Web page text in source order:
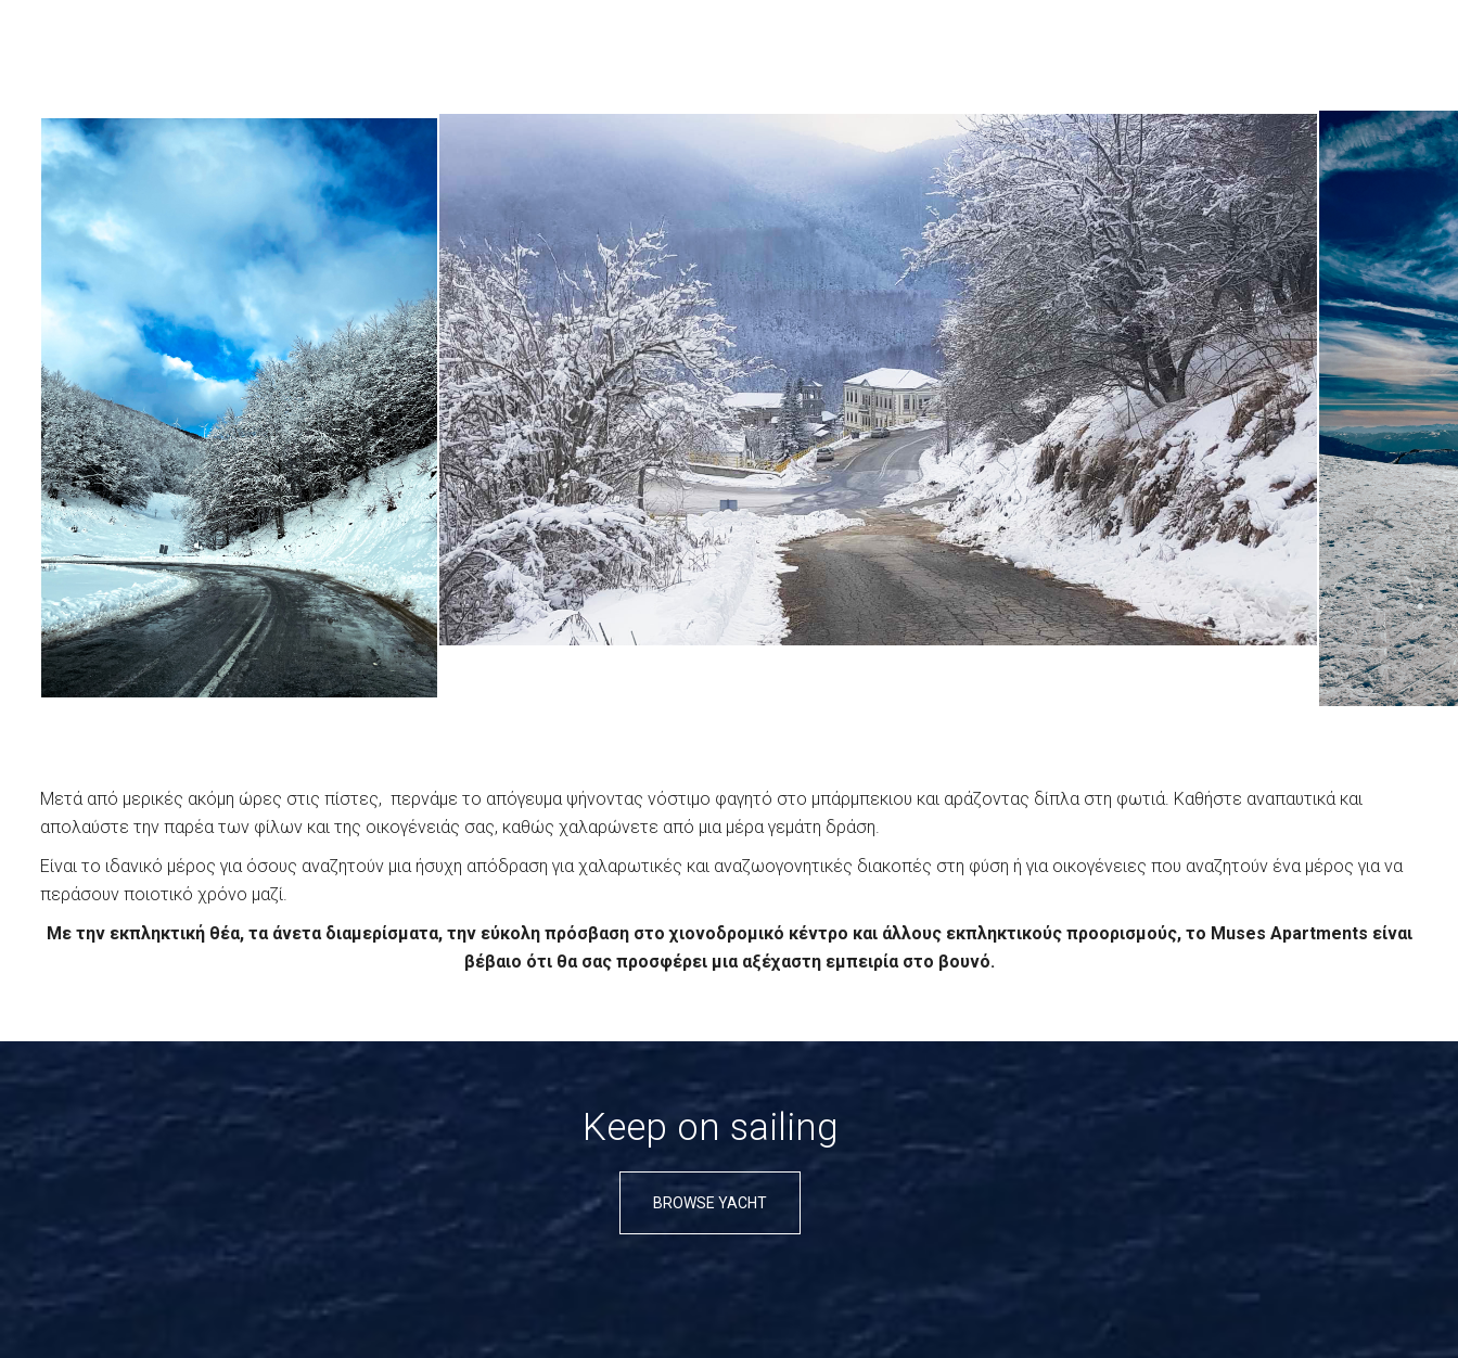
Μετά από μερικές ακόμη ώρες στις πίστες, περνάμε το απόγευμα ψήνοντας νόστιμο φαγητό στο μπάρμπεκιου και αράζοντας δίπλα στη φωτιά. Καθήστε αναπαυτικά και
απολαύστε την παρέα των φίλων και της οικογένειάς σας, καθώς χαλαρώνετε από μια μέρα γεμάτη δράση.
Είναι το ιδανικό μέρος για όσους αναζητούν μια ήσυχη απόδραση για χαλαρωτικές και αναζωογονητικές διακοπές στη φύση ή για οικογένειες που αναζητούν ένα μέρος για να
περάσουν ποιοτικό χρόνο μαζί.
Με την εκπληκτική θέα, τα άνετα διαμερίσματα, την εύκολη πρόσβαση στο χιονοδρομικό κέντρο και άλλους εκπληκτικούς προορισμούς, το Muses Apartments είναι
βέβαιο ότι θα σας προσφέρει μια αξέχαστη εμπειρία στο βουνό.
Κeep on sailing
BROWSE YACHT